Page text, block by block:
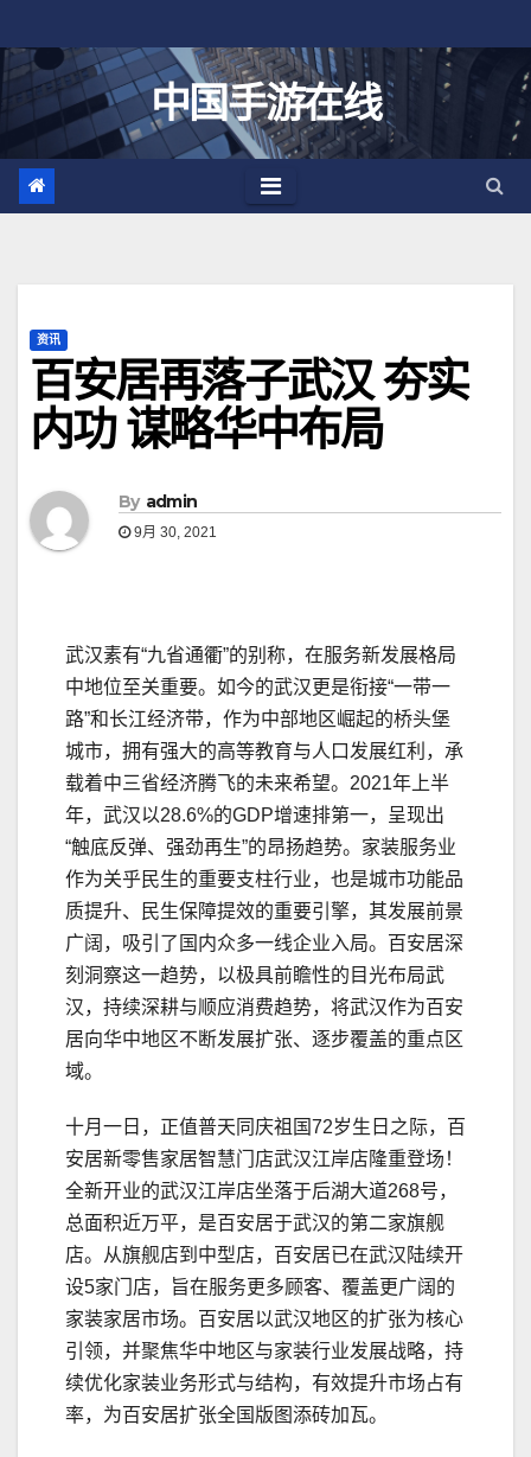
至
中国手游在线
资讯
百安居再落子武汉 夯实
内功 谋略华中布局
By admin
9月 30, 2021
武汉素有“九省通衢”的别称，在服务新发展格局
中地位至关重要。如今的武汉更是衔接“一带一
路”和长江经济带，作为中部地区崛起的桥头堡
城市，拥有强大的高等教育与人口发展红利，承
载着中三省经济腾飞的未来希望。2021年上半
年，武汉以28.6%的GDP增速排第一，呈现出
“触底反弹、强劲再生”的昂扬趋势。家装服务业
作为关乎民生的重要支柱行业，也是城市功能品
质提升、民生保障提效的重要引擎，其发展前景
广阔，吸引了国内众多一线企业入局。百安居深
刻洞察这一趋势，以极具前瞻性的目光布局武
汉，持续深耕与顺应消费趋势，将武汉作为百安
居向华中地区不断发展扩张、逐步覆盖的重点区
域。
十月一日，正值普天同庆祖国72岁生日之际，百
安居新零售家居智慧门店武汉江岸店隆重登场！
全新开业的武汉江岸店坐落于后湖大道268号，
总面积近万平，是百安居于武汉的第二家旗舰
店。从旗舰店到中型店，百安居已在武汉陆续开
设5家门店，旨在服务更多顾客、覆盖更广阔的
家装家居市场。百安居以武汉地区的扩张为核心
引领，并聚焦华中地区与家装行业发展战略，持
续优化家装业务形式与结构，有效提升市场占有
率，为百安居扩张全国版图添砖加瓦。